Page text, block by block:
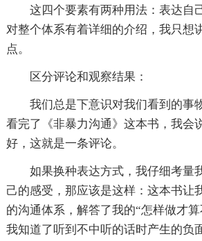
这四个要素有两种用法：表达自
对整个体系有着详细的介绍，我只想
点。
区分评论和观察结果：
我们总是下意识对我们看到的事
看完了《非暴力沟通》这本书，我会
好，这就是一条评论。
如果换种表达方式，我仔细考量
己的感受，那应该是这样：这本书让
的沟通体系，解答了我的“怎样做才
我知道了听到不中听的话时产生的负